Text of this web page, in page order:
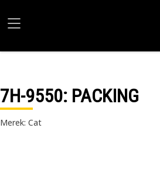
7H-9550: PACKING
Merek: Cat